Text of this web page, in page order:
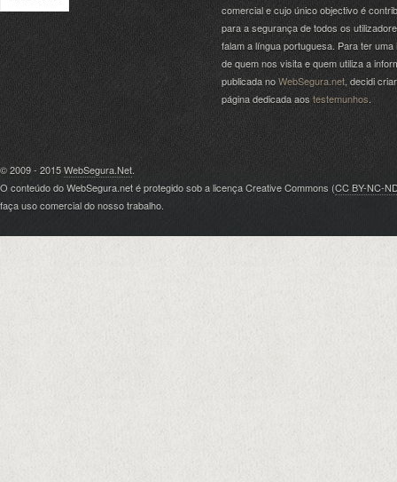
comercial e cujo único objectivo é
para a segurança de todos os
falam a língua portuguesa. Para ter uma
de quem nos visita e quem utiliza a
publicada noWebSegura.net , decidi
página dedicada aos testemunhos
© 2009 - 2015WebSegura.Net.
O conteúdo do WebSegura.net é protegido sob a licença Creative Commons (CC BY-NC-
faça uso comercial do nosso trabalho.